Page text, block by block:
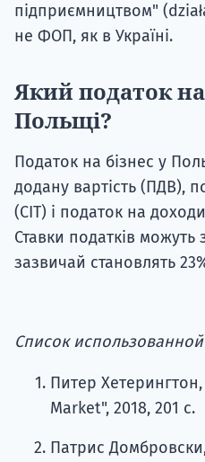
підприємництвом"
не ФОП, як в Україні.
Який податок на
Польщі?
Податок на бізнес у
додану вартість (ПДВ),
(CIT) і податок на
Ставки податків можуть
зазвичай становлять
Список
Питер
Market", 2018, 201 с.
Патрис